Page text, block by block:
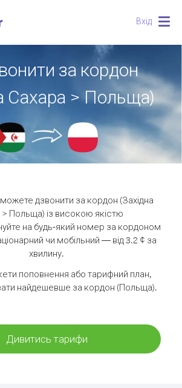
Вхід
за кордон
Сахара > Польща)
дзвонити за кордон (Західна
Польща) із високою якістю
на будь-який номер за кордоном
чи мобільний — від 3.2 ¢ за
хвилину.
поповнення або тарифний план,
найдешевше за кордон (Польща).
Дивитись тарифи